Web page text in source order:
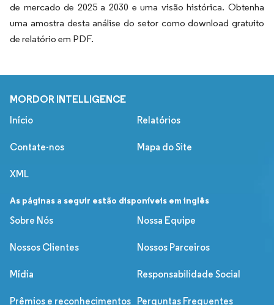
de mercado de 2025 a 2030 e uma visão histórica. Obtenha
uma amostra desta análise do setor como download gratuito
de relatório em PDF.
MORDOR INTELLIGENCE
Início Relatórios
Contate-nos Mapa do Site
XML
As páginas a seguir estão disponíveis em inglês
Sobre Nós
Nossa Equipe
Nossos Clientes Nossos Parceiros
Mídia Responsabilidade Social
Prêmios e reconhecimentos Perguntas Frequentes